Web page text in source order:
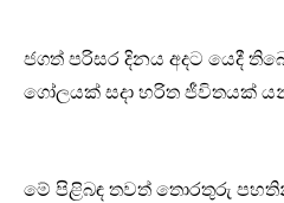
ජගත් පරිසර දිනය අදට යෙදී
ගෝලයක් සදා හරිත ජීවිතයක්
මේ පිළිබඳ තවත් තොරතුරු